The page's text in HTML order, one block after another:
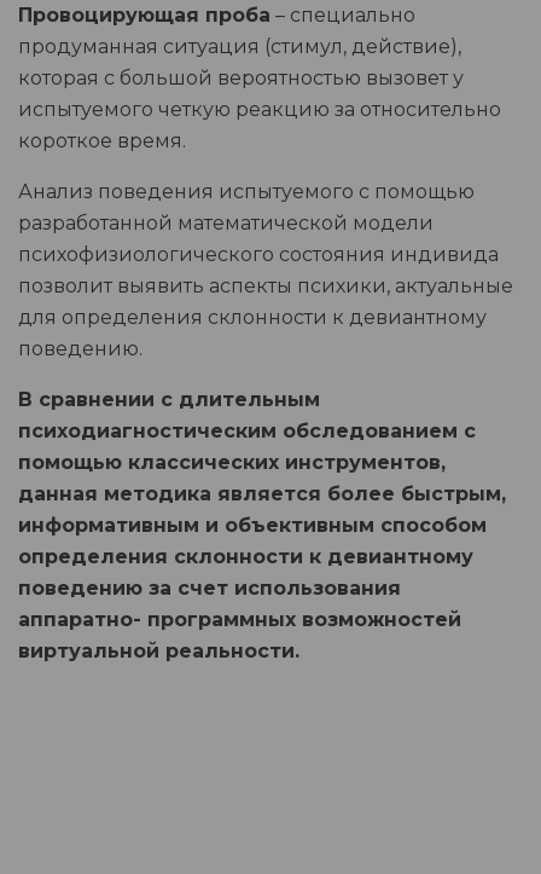
Провоцирующая проба – специально
продуманная ситуация (стимул, действие),
которая с большой вероятностью вызовет у
испытуемого четкую реакцию за относительно
короткое время.
Анализ поведения испытуемого с помощью
разработанной математической модели
психофизиологического состояния индивида
позволит выявить аспекты психики, актуальные
для определения склонности к девиантному
поведению.
В сравнении с длительным
психодиагностическим обследованием с
помощью классических инструментов,
данная методика является более быстрым,
информативным и объективным способом
определения склонности к девиантному
поведению за счет использования
аппаратно- программных возможностей
виртуальной реальности.